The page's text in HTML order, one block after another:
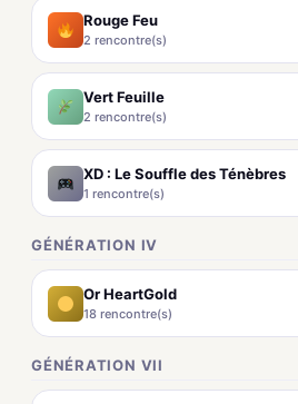
Rouge Feu
2 rencontre(s)
Vert Feuille
2 rencontre(s)
XD : Le Souffle des Ténèbres
1 rencontre(s)
GÉNÉRATION IV
Or HeartGold
18 rencontre(s)
GÉNÉRATION VII